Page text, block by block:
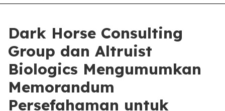
Dark Horse Consulting
Group dan Altruist
Biologics Mengumumkan
Memorandum
Persefahaman untuk